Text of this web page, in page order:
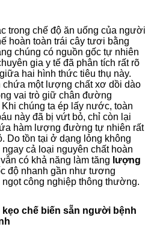
trong chế độ ăn uống của người
hoàn toàn trái cây tươi bằng
chúng có nguồn gốc tự nhiên
gia y tế đã phân tích rất rõ
hai hình thức tiêu thụ này.
chứa một lượng chất xơ dồi dào
vai trò giữ chân đường
chúng ta ép lấy nước, toàn
này đã bị vứt bỏ, chỉ còn lại
hàm lượng đường tự nhiên rất
Do tồn tại ở dạng lỏng không
cả loại nguyên chất hoàn
có khả năng làm tăng lượng
độ nhanh gần như tương
công nghiệp thông thường.
kẹo chế biến sẵn người bệnh